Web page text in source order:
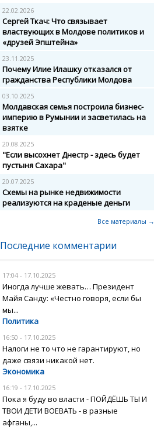
22.02.2026
Сергей Ткач: Что связывает
властвующих в Молдове политиков и
«друзей Эпштейна»
23.11.2025
Почему Илие Илашку отказался от
гражданства Республики Молдова
03.10.2025
Молдавская семья построила бизнес-
империю в Румынии и засветилась на
взятке
20.08.2025
"Если высохнет Днестр - здесь будет
пустыня Сахара"
20.07.2025
Схемы на рынке недвижимости
реализуются на краденые деньги
Все материалы →
Последние комментарии
17:04 - 17.10.2025
Иногда лучше жевать… Президент
Майя Санду: «Честно говоря, если бы
мы...
Политика
16:50 - 17.10.2025
Налоги не то что не гарантируют, но
даже связи никакой нет.
Экономика
16:19 - 17.10.2025
Пока я буду во власти - ПОЙДЁШЬ ТЫ И
ТВОИ ДЕТИ ВОЕВАТЬ - в разные
афганы,...